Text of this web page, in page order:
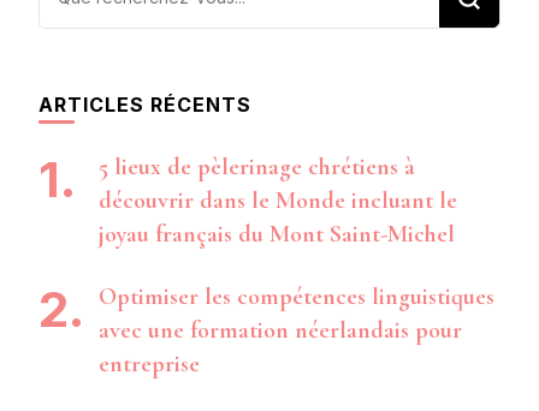
ARTICLES RÉCENTS
5 lieux de pèlerinage chrétiens à
découvrir dans le Monde incluant le
joyau français du Mont Saint-Michel
Optimiser les compétences linguistiques
avec une formation néerlandais pour
entreprise